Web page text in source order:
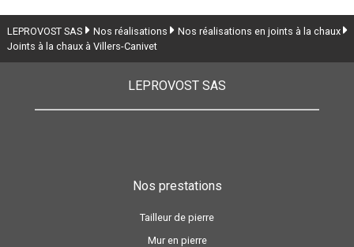
LEPROVOST SAS Nos réalisations
Nos réalisations en joints à la chaux
Joints à la chaux à Villers-Canivet
LEPROVOST SAS
Nos prestations
Tailleur de pierre
Mur en pierre